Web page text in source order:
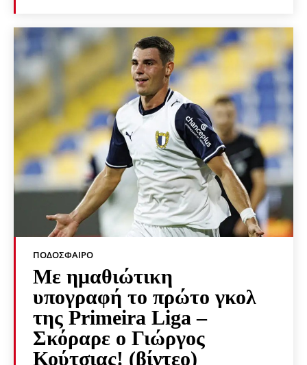
ΠΟΔΌΣΦΑΙΡΟ
Με ημαθιώτικη
υπογραφή το πρώτο γκολ
της Primeira Liga –
Σκόραρε ο Γιώργος
Κούτσιας! (βίντεο)